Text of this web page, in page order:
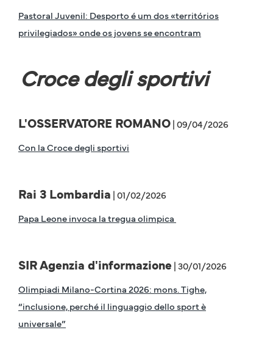
Pastoral Juvenil: Desporto é um dos «territórios
privilegiados» onde os jovens se encontram
Croce degli sportivi
L'OSSERVATORE ROMANO| 09/04/2026
Con la Croce degli sportivi
Rai 3 Lombardia | 01/02/2026
Papa Leone invoca la tregua olimpica
SIR Agenzia d'informazione | 30/01/2026
Olimpiadi Milano-Cortina 2026: mons. Tighe,
“inclusione, perché il linguaggio dello sport è
universale”